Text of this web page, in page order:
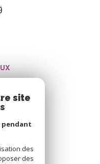
site
pendant
des
des